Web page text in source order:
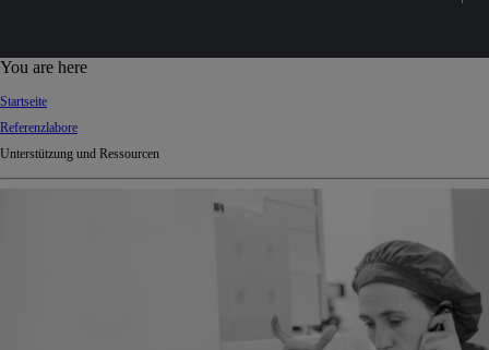
d
m
You are here
Startseite
Referenzlabore
Unterstützung und Ressourcen